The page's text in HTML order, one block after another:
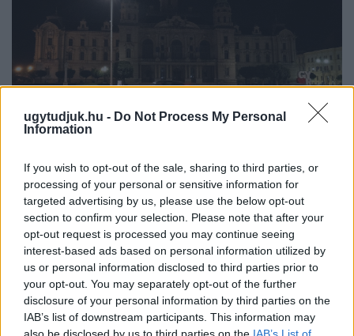
ugytudjuk.hu - Do Not Process My Personal
Information
If you wish to opt-out of the sale, sharing to third parties, or
processing of your personal or sensitive information for
targeted advertising by us, please use the below opt-out
section to confirm your selection. Please note that after your
opt-out request is processed you may continue seeing
interest-based ads based on personal information utilized by
us or personal information disclosed to third parties prior to
your opt-out. You may separately opt-out of the further
disclosure of your personal information by third parties on the
IAB’s list of downstream participants. This information may
also be disclosed by us to third parties on the IAB’s List of
DÍSZKIVILÁGÍTÁS LEKAPCSOLÁSA
A város 77 helyszínén zajlik a munkavégzés, a Győr Projekt
kezelésében lévő épületek egy részét is érinti az intézkedés.
Szólj hozzá!